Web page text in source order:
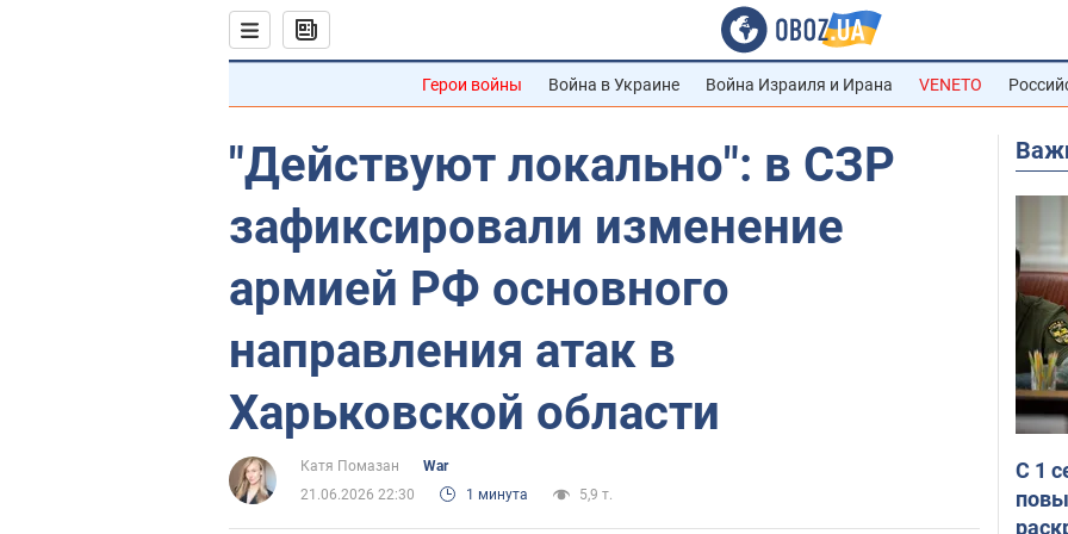
Герои войны Война в Украине Война Израиля и Ирана VENETO
"Действуют локально": в СЗР
зафиксировали изменение
армией РФ основного
направления атак в
Харьковской области
Катя Помазан
War
21.06.2026 22:30
1 минута 5,9 т.
С 1